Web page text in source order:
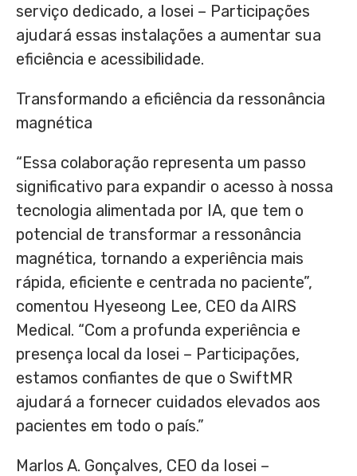
serviço dedicado, a Iosei – Participações
ajudará essas instalações a aumentar sua
eficiência e acessibilidade.
Transformando a eficiência da ressonância
magnética
“Essa colaboração representa um passo
significativo para expandir o acesso à nossa
tecnologia alimentada por IA, que tem o
potencial de transformar a ressonância
magnética, tornando a experiência mais
rápida, eficiente e centrada no paciente”,
comentou Hyeseong Lee, CEO da AIRS
Medical. “Com a profunda experiência e
presença local da Iosei – Participações,
estamos confiantes de que o SwiftMR
ajudará a fornecer cuidados elevados aos
pacientes em todo o país.”
Marlos A. Gonçalves, CEO da Iosei –